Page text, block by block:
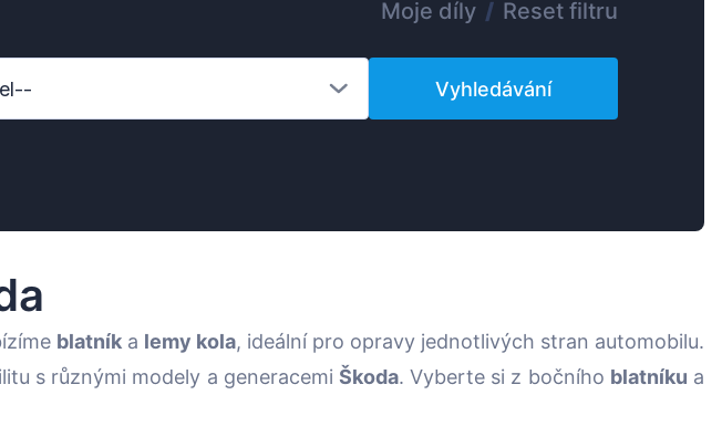
Magyar
Lietuvių
Hrvatski
Moje díly / Reset filtru
Vyhledávání
blatníka lemy kola, ideální pro opravy jednotlivých stran automobilu.
s různými modely a generacemi Škoda. Vyberte si z bočního blatníku a